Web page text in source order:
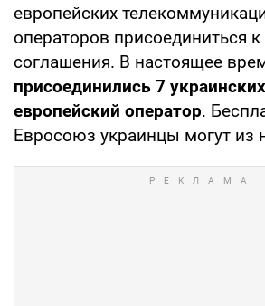
европейских
операторов присоединиться
соглашения. В настоящее
присоединились 7
европейский оператор.
Евросоюз украинцы могут из